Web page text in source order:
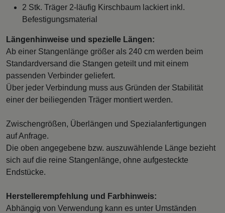
2 Stk. Träger 2-läufig Kirschbaum lackiert inkl.
Befestigungsmaterial
Längenhinweise und spezielle Längen:
Ab einer Stangenlänge größer als 240 cm werden beim
Standardversand die Stangen geteilt und mit einem
passenden Verbinder geliefert.
Über jeder Verbindung muss aus Gründen der Stabilität
einer der beiliegenden Träger montiert werden.
Zwischengrößen, Überlängen und Spezialanfertigungen
auf Anfrage.
Die oben angegebene bzw. auszuwählende Länge bezieht
sich auf die reine Stangenlänge, ohne aufgesteckte
Endstücke.
Herstellerempfehlung und Farbhinweis:
Abhängig von Verwendung kann es unter Umständen